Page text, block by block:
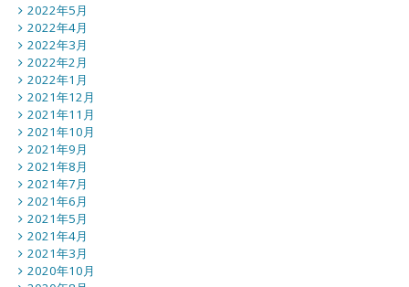
2022年5月
2022年4月
2022年3月
2022年2月
2022年1月
2021年12月
2021年11月
2021年10月
2021年9月
2021年8月
2021年7月
2021年6月
2021年5月
2021年4月
2021年3月
2020年10月